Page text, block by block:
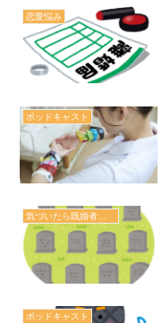
恋愛悩み
ポッドキャスト
気づいたら既婚者でした。
ポッドキャスト